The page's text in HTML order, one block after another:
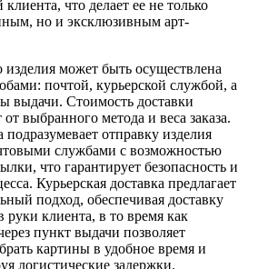
что делает ее не только
но и эксклюзивным арт-
изделия может быть осуществлена
почтой, курьерской службой, а
выдачи. Стоимость доставки
выбранного метода и веса заказа.
подразумевает отправку изделия
службами с возможностью
что гарантирует безопасность и
Курьерская доставка предлагает
подход, обеспечивая доставку
руки клиента, в то время как
пункт выдачи позволяет
картины в удобное время и
логистические задержки.